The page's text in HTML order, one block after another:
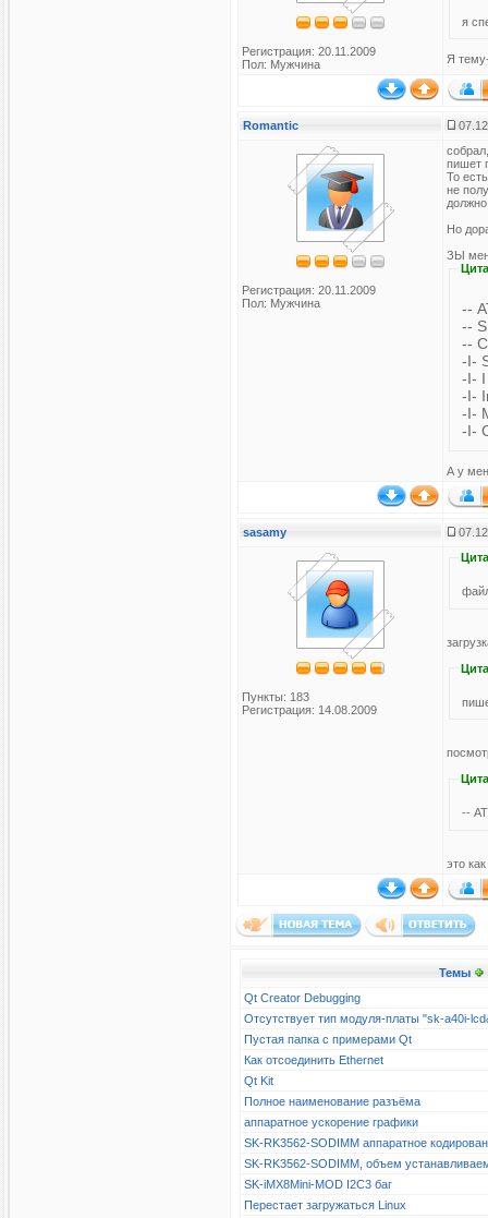
Регистрация: 20.11.2009
Пол: Мужчина
я
Я
Romantic
Регистрация: 20.11.2009
Пол: Мужчина
пишет
То
не
Но
ЗЫ
--
--
--
-I-
-I-
-I-
-I-
-I-
А у
sasamy
Пункты: 183
Регистрация: 14.08.2009
--
это
Темы
Qt Creator Debugging
Отсутствует тип модуля-платы "sk-a40i-
Пустая папка с примерами Qt
Как отсоединить Ethernet
Qt Kit
Полное наименование разъёма
аппаратное ускорение графики
SK-RK3562-SODIMM аппаратное
SK-RK3562-SODIMM, объем
SK-iMX8Mini-MOD I2C3 баг
Перестает загружаться Linux